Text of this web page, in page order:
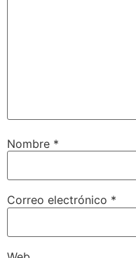
Nombre *
Correo electrónico *